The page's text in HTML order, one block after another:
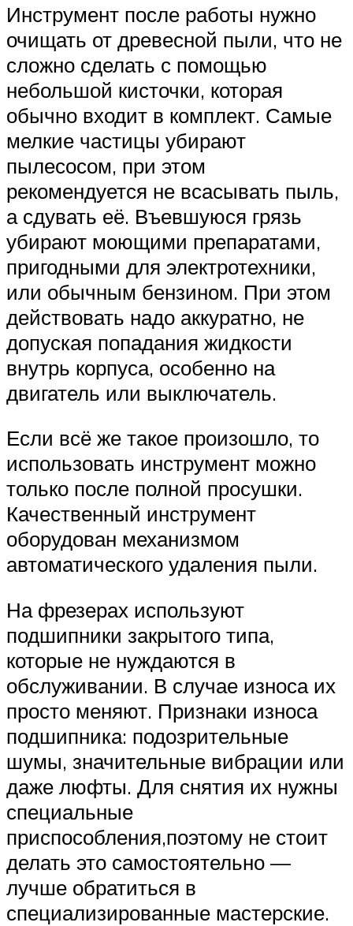
Инструмент после работы нужно
очищать от древесной пыли, что не
сложно сделать с помощью
небольшой кисточки, которая
обычно входит в комплект. Самые
мелкие частицы убирают
пылесосом, при этом
рекомендуется не всасывать пыль,
а сдувать её. Въевшуюся грязь
убирают моющими препаратами,
пригодными для электротехники,
или обычным бензином. При этом
действовать надо аккуратно, не
допуская попадания жидкости
внутрь корпуса, особенно на
двигатель или выключатель.
Если всё же такое произошло, то
использовать инструмент можно
только после полной просушки.
Качественный инструмент
оборудован механизмом
автоматического удаления пыли.
На фрезерах используют
подшипники закрытого типа,
которые не нуждаются в
обслуживании. В случае износа их
просто меняют. Признаки износа
подшипника: подозрительные
шумы, значительные вибрации или
даже люфты. Для снятия их нужны
специальные
приспособления,поэтому не стоит
делать это самостоятельно —
лучше обратиться в
специализированные мастерские.